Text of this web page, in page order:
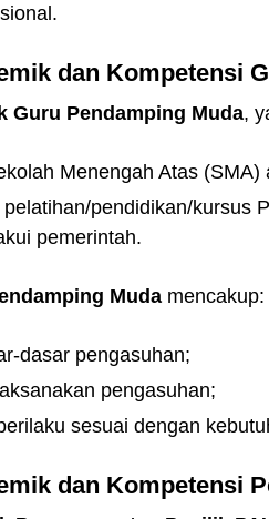
dan Kompetensi
Guru Pendamping Muda,
Menengah Atas (SMA)
pendidikan/kursus
pemerintah.
Muda mencakup:
dasar pengasuhan;
pengasuhan;
sesuai dengan
dan Kompetensi